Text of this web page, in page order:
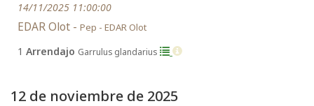
14/11/2025 11:00:00
EDAR Olot - Pep - EDAR Olot
1 Arrendajo Garrulus glandarius
12 de noviembre de 2025